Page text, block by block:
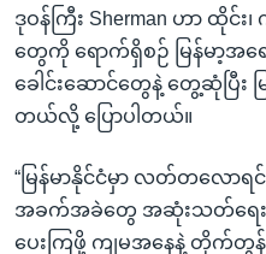
ဒုဝန်ကြီး Sherman ဟာ ထိုင်း၊
တွေကို ရောက်ရှိစဉ် မြန်မာ့အ
ခေါင်းဆောင်တွေနဲ့ တွေ့ဆုံပြီး
တယ်လို့ ပြောပါတယ်။
“မြန်မာနိုင်ငံမှာ လတ်တလောရ
အခက်အခဲတွေ အဆုံးသတ်ရေ
ပေးကြဖို့ ကျမအနေနဲ့ တိုက်တွ